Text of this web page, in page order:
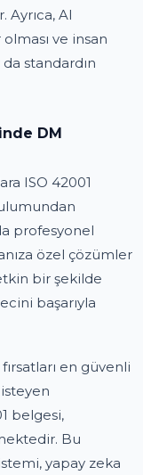
AI
ve insan
standardın
DM
ISO 42001
profesyonel
özel çözümler
bir şekilde
başarıyla
en güvenli
belgesi,
Bu
yapay zeka